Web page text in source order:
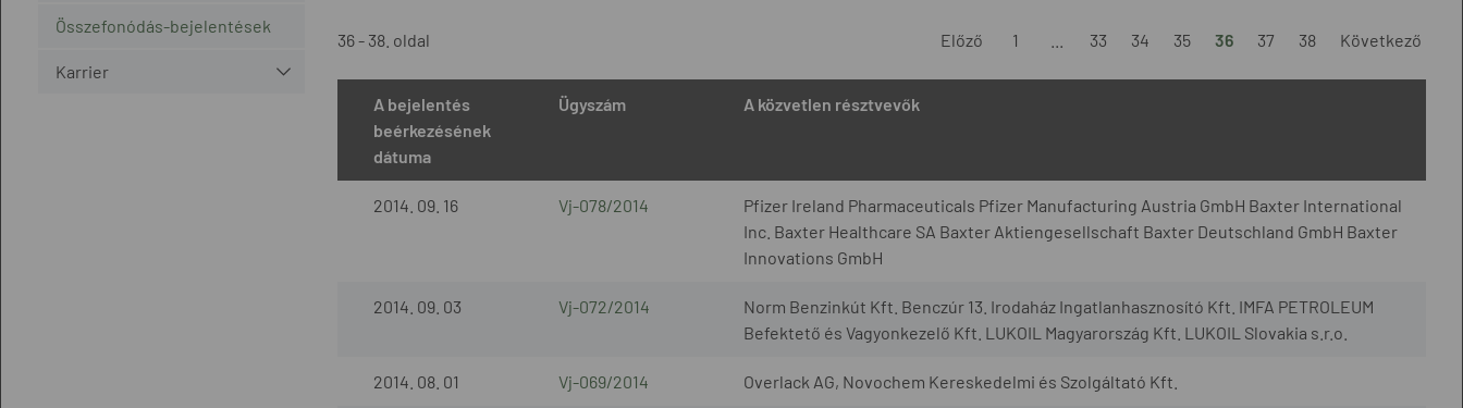
Összefonódás-bejelentések
Karrier
36 - 38. oldal Előző 1 33 34 35 36 37 38 Következő
A bejelentés
beérkezésének
dátuma
Ügyszám A közvetlen résztvevők
2014. 09. 16 Vj-078/2014
Pfizer Ireland Pharmaceuticals Pfizer Manufacturing Austria GmbH Baxter International
Inc. Baxter Healthcare SA Baxter Aktiengesellschaft Baxter Deutschland GmbH Baxter
Innovations GmbH
2014. 09. 03 Vj-072/2014
Norm Benzinkút Kft. Benczúr 13. Irodaház Ingatlanhasznosító Kft. IMFA PETROLEUM
Befektető és Vagyonkezelő Kft. LUKOIL Magyarország Kft. LUKOIL Slovakia s.r.o.
2014. 08. 01 Vj-069/2014 Overlack AG, Novochem Kereskedelmi és Szolgáltató Kft.